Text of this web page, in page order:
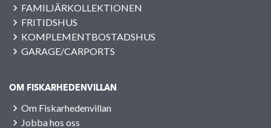
FAMILJÄRKOLLEKTIONEN
FRITIDSHUS
KOMPLEMENTBOSTADSHUS
GARAGE/CARPORTS
OM FISKARHEDENVILLAN
Om Fiskarhedenvillan
Jobba hos oss